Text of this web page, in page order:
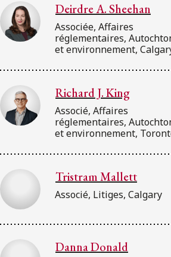
Deirdre A. Sheehan
Associée, Affaires
réglementaires,
et environnement,
Richard J. King
Associé, Affaires
réglementaires,
et environnement,
Tristram Mallett
Associé, Litiges, Calgary
Danna Donald